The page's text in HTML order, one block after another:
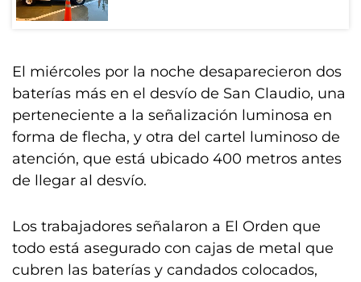
El miércoles por la noche desaparecieron dos
baterías más en el desvío de San Claudio, una
perteneciente a la señalización luminosa en
forma de flecha, y otra del cartel luminoso de
atención, que está ubicado 400 metros antes
de llegar al desvío.
Los trabajadores señalaron a El Orden que
todo está asegurado con cajas de metal que
cubren las baterías y candados colocados,